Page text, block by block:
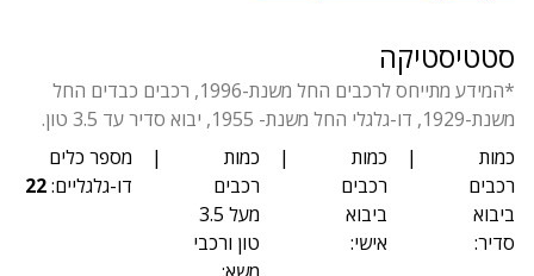
סטטיסטיקה
*המידע מתייחס לרכבים החל משנת-1996, רכבים כבדים החל
משנת-1929, דו-גלגלי החל משנת- 1955, יבוא סדיר עד 3.5 טון.
כמות
רכבים
ביבוא
סדיר:
|
כמות
רכבים
ביבוא
אישי:
|
כמות
רכבים
מעל 3.5
טון ורכבי
|
מספר כלים
דו-גלגליים:22